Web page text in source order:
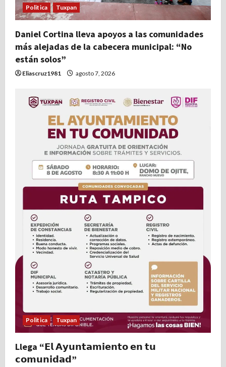
Politica Tuxpan
Daniel Cortina lleva apoyos a las comunidades
más alejadas de la cabecera municipal: “No
están solos”
Eliascruz1981 agosto 7, 2026
Politica Tuxpan
Llega “𝗘𝗹 𝗔𝘆𝘂𝗻𝘁𝗮𝗺𝗶𝗲𝗻𝘁𝗼 𝗲𝗻 𝘁𝘂
𝗰𝗼𝗺𝘂𝗻𝗶𝗱𝗮𝗱”